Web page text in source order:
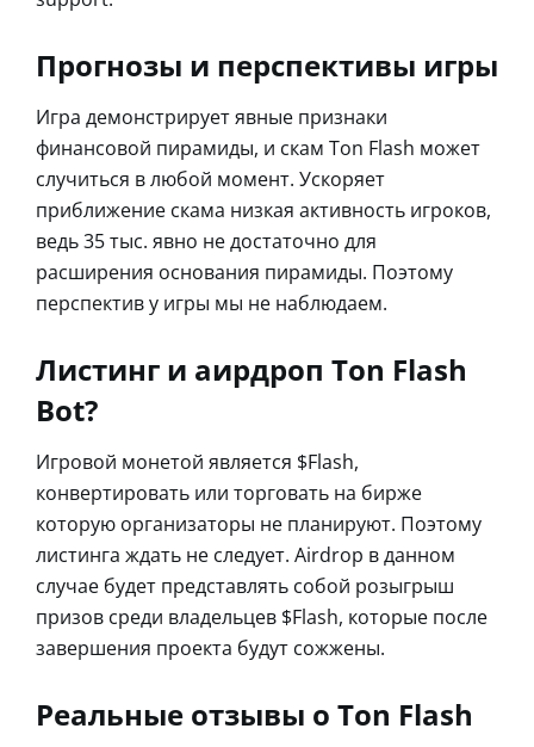
Прогнозы и перспективы игры
Игра демонстрирует явные признаки
финансовой пирамиды, и скам Ton Flash может
случиться в любой момент. Ускоряет
приближение скама низкая активность игроков,
ведь 35 тыс. явно не достаточно для
расширения основания пирамиды. Поэтому
перспектив у игры мы не наблюдаем.
Листинг и аирдроп Ton Flash
Bot?
Игровой монетой является $Flash,
конвертировать или торговать на бирже
которую организаторы не планируют. Поэтому
листинга ждать не следует. Airdrop в данном
случае будет представлять собой розыгрыш
призов среди владельцев $Flash, которые после
завершения проекта будут сожжены.
Реальные отзывы о Ton Flash